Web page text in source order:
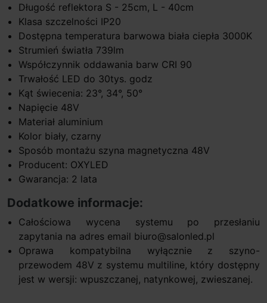
Długość reflektora S - 25cm, L - 40cm
Klasa szczelności IP20
Dostępna temperatura barwowa biała ciepła 3000K
Strumień światła 739lm
Współczynnik oddawania barw CRI 90
Trwałość LED do 30tys. godz
Kąt świecenia: 23°, 34°, 50°
Napięcie 48V
Materiał aluminium
Kolor biały, czarny
Sposób montażu szyna magnetyczna 48V
Producent: OXYLED
Gwarancja: 2 lata
Dodatkowe informacje:
Całościowa wycena systemu po przesłaniu
zapytania na adres email biuro@salonled.pl
Oprawa kompatybilna wyłącznie z szyno-
przewodem 48V z systemu multiline, który dostępny
jest w wersji: wpuszczanej, natynkowej, zwieszanej.